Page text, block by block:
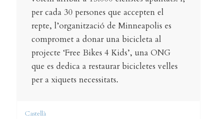
per cada 30 persones que accepten el
repte, l’organització de Minneapolis es
compromet a donar una bicicleta al
projecte ‘Free Bikes 4 Kids’, una ONG
que es dedica a restaurar bicicletes velles
per a xiquets necessitats.
Castellà